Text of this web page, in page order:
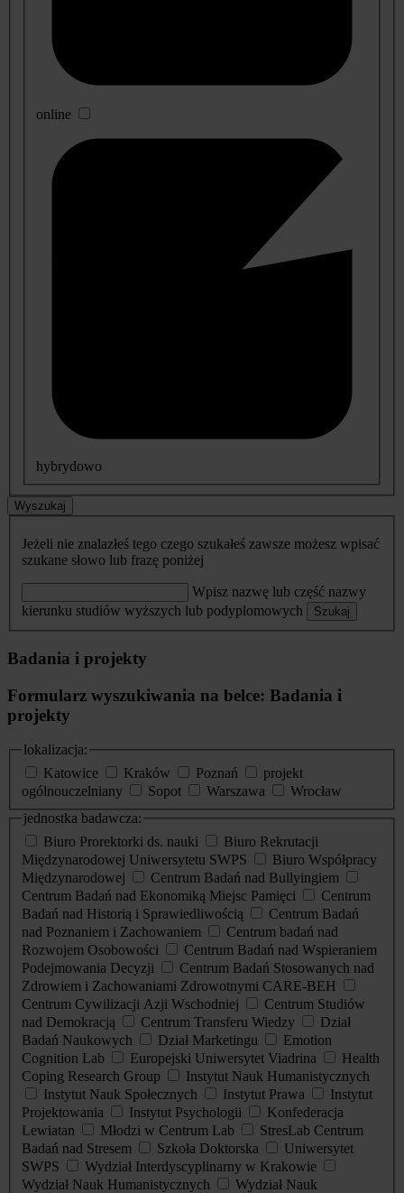
online
hybrydowo
Wyszukaj
Jeżeli nie znalazłeś tego czego szukałeś zawsze możesz wpisać
szukane słowo lub frazę poniżej
Wpisz nazwę lub część nazwy
kierunku studiów wyższych lub podyplomowych
Szukaj
Badania i projekty
Formularz wyszukiwania na belce: Badania i
projekty
lokalizacja:
Katowice
Kraków Poznań
projekt
ogólnouczelniany
Sopot Warszawa
Wrocław
jednostka badawcza:
Biuro Prorektorki ds. nauki
Biuro Rekrutacji
Międzynarodowej Uniwersytetu SWPS
Biuro Współpracy
Międzynarodowej
Centrum Badań nad Bullyingiem
Centrum Badań nad Ekonomiką Miejsc Pamięci
Centrum
Badań nad Historią i Sprawiedliwością
Centrum Badań
nad Poznaniem i Zachowaniem
Centrum badań nad
Rozwojem Osobowości
Centrum Badań nad Wspieraniem
Podejmowania Decyzji
Centrum Badań Stosowanych nad
Zdrowiem i Zachowaniami Zdrowotnymi CARE-BEH
Centrum Cywilizacji Azji Wschodniej
Centrum Studiów
nad Demokracją
Centrum Transferu Wiedzy
Dział
Badań Naukowych
Dział Marketingu
Emotion
Cognition Lab
Europejski Uniwersytet Viadrina
Health
Coping Research Group
Instytut Nauk Humanistycznych
Instytut Nauk Społecznych
Instytut Prawa
Instytut
Projektowania
Instytut Psychologii
Konfederacja
Lewiatan
Młodzi w Centrum Lab
StresLab Centrum
Badań nad Stresem
Szkoła Doktorska
Uniwersytet
SWPS
Wydział Interdyscyplinarny w Krakowie
Wydział Nauk Humanistycznych
Wydział Nauk